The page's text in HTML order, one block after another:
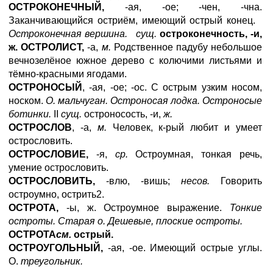
ОСТРОКОНЕЧНЫЙ, -ая, -ое; -чен, -чна.
Заканчивающийся остриём, имеющий острый конец.
Остроконечная вершина. сущ. остроконечность, -и,
ж. ОСТРОЛИСТ, -а, м. Родственное падубу небольшое
вечнозелёное южное дерево с колючими листьями и
тёмно-красными ягодами.
ОСТРОНОСЫЙ , -ая, -ое; -ос. С острым узким носом,
носком. О. мальчуган. Остроносая лодка. Остроносые
ботинки.
сущ. остроносость, -и, ж.
ОСТРОСЛОВ, -а, м. Человек, к-рый любит и умеет
острословить.
ОСТРОСЛОВИЕ, -я, ср. Остроумная, тонкая речь,
умение острословить.
ОСТРОСЛОВИТЬ, -влю, -вишь; несов. Говорить
остроумно, острить2.
ОСТРОТА, -ы, ж. Остроумное выражение. Тонкие
остроты. Старая о. Дешевые, плоские остроты.
ОСТРОТАсм. острый.
ОСТРОУГОЛЬНЫЙ, -ая, -ое. Имеющий острые углы.
О. треугольник.